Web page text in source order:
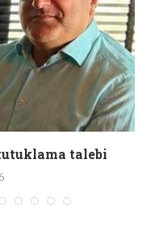
talebi